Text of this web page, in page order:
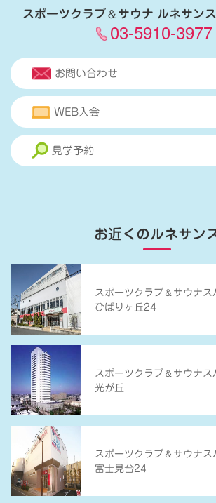
スポーツクラブ＆サウナ ルネサン
03-5910-3977
お問い合わせ
WEB入会
見学予約
お近くのルネサン
スポーツクラブ ＆ サウナス
ひばりヶ丘24
スポーツクラブ ＆ サウナス
光が丘
スポーツクラブ ＆ サウナス
富士見台24